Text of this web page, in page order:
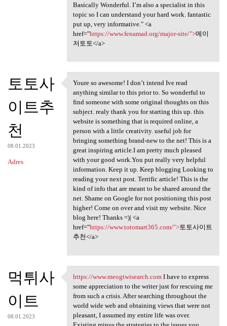
Basically Wonderful. I’m also a specialist in this
topic so I can understand your hard work. fantastic
put up, very informative." <a
href="https://www.fenamad.org/major-site/">메이
저토토</a>
토토사
이트추
천
08.01.2023
Adres
Youre so awesome! I don’t
Youre so awesome! I don’t intend Ive read
anything similar to this prior to. So wonderful to
find someone with some original thoughts on this
subject. realy thank you for starting this up. this
website is something that is required online, a
person with a little creativity. useful job for
bringing something brand-new to the net! This is a
great inspiring article.I am pretty much pleased
with your good work.You put really very helpful
information. Keep it up. Keep blogging Looking to
reading your next post. Terrific article! This is the
kind of info that are meant to be shared around the
net. Shame on Google for not positioning this post
higher! Come on over and visit my website. Nice
blog here! Thanks =)| <a
href="https://www.totomart365.com/">토토사이트
추천</a>
먹튀사
이트
08.01.2023
https://www.meogtwisearch.com
https://www.meogtwisearch.comI have to express
some appreciation to the writer just for rescuing me
from such a crisis. After searching throughout the
world wide web and obtaining views that were not
pleasant, I assumed my entire life was over.